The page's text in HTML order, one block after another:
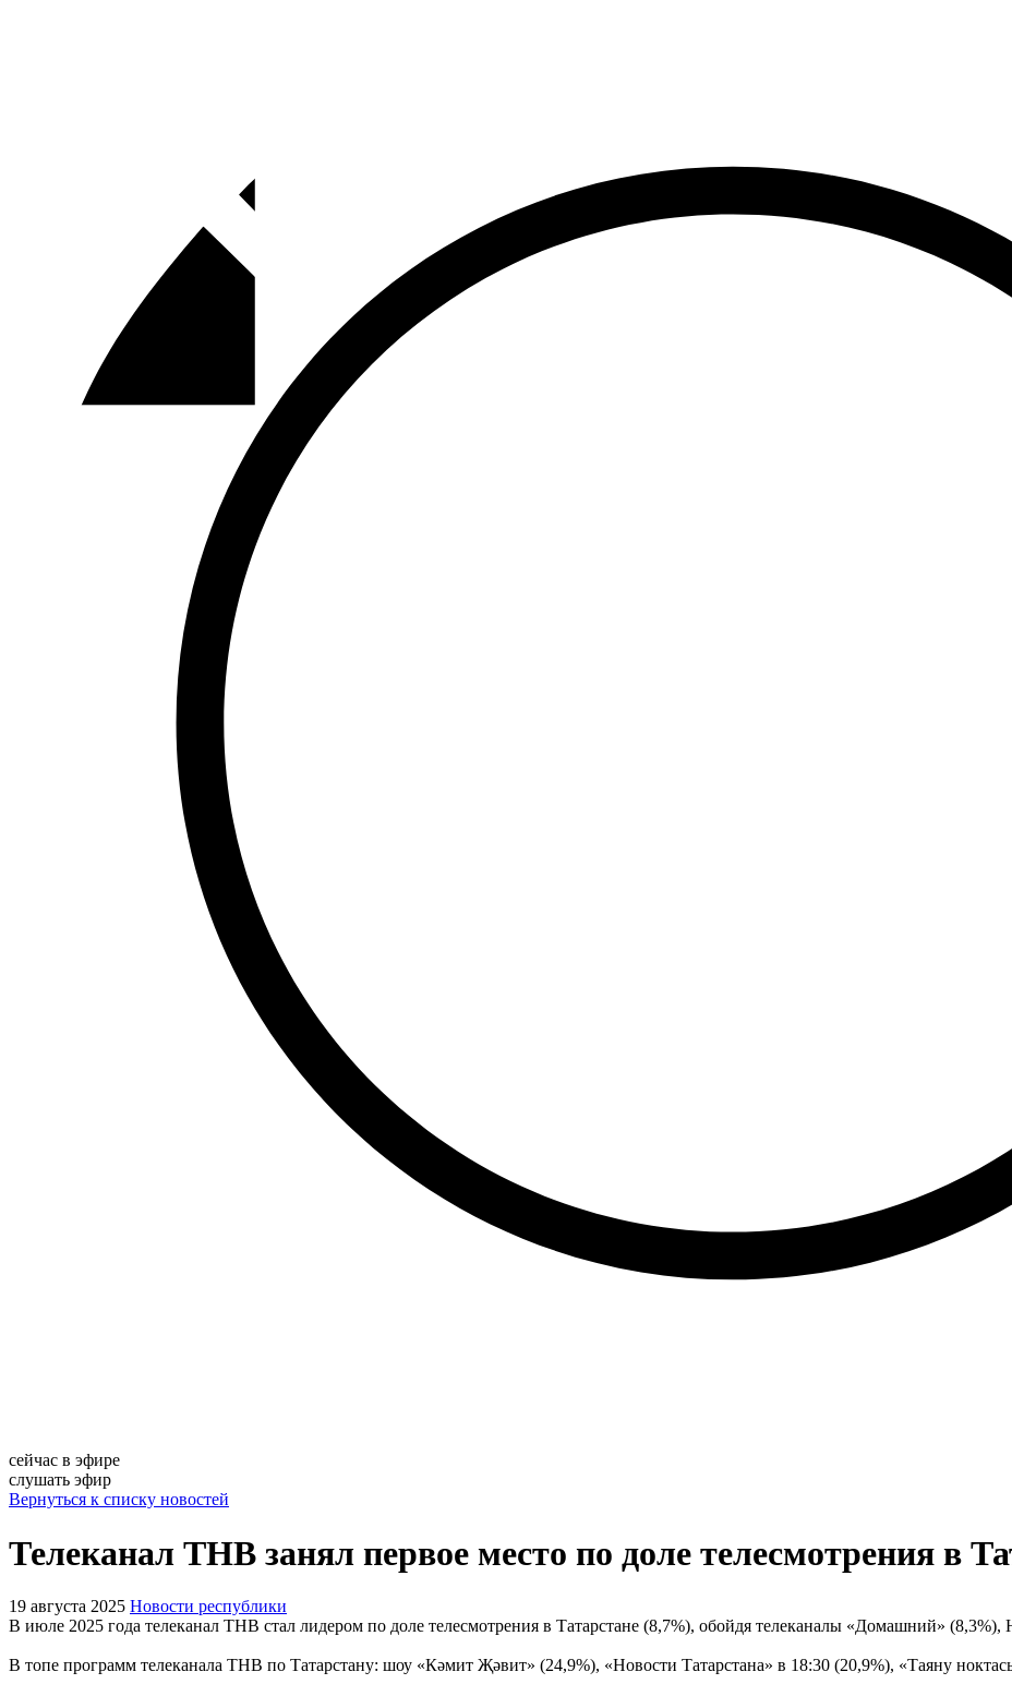
сейчас в эфире
слушать эфир
Вернуться к списку новостей
Телеканал ТНВ занял первое место по доле телесмотрения в
19 августа 2025 Новости республики
В июле 2025 года телеканал ТНВ стал лидером по доле телесмотрения в Татарстане (8,7%), обойдя телеканалы «Домашний»
В топе программ телеканала ТНВ по Татарстану: шоу «Кәмит Җәвит» (24,9%), «Новости Татарстана» в 18:30 (20,9%), «Таяну